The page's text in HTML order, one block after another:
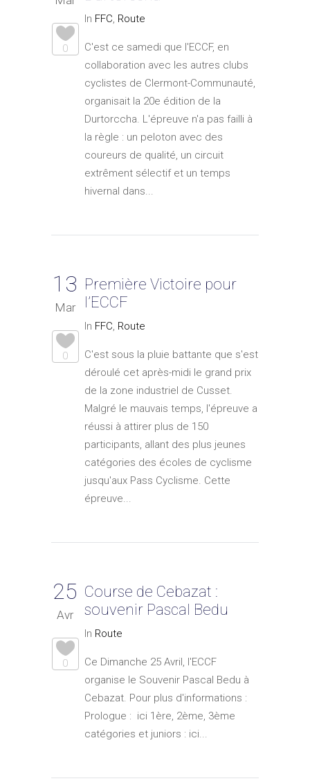
0
In FFC, Route
C'est ce samedi que l'ECCF, en
collaboration avec les autres clubs
cyclistes de Clermont-Communauté,
organisait la 20e édition de la
Durtorccha. L'épreuve n'a pas failli à
la règle : un peloton avec des
coureurs de qualité, un circuit
extrêment sélectif et un temps
hivernal dans...
13
Mar
0
Première Victoire pour
l’ECCF
In FFC, Route
C'est sous la pluie battante que s'est
déroulé cet après-midi le grand prix
de la zone industriel de Cusset.
Malgré le mauvais temps, l'épreuve a
réussi à attirer plus de 150
participants, allant des plus jeunes
catégories des écoles de cyclisme
jusqu'aux Pass Cyclisme. Cette
épreuve...
25
Avr
0
Course de Cebazat :
souvenir Pascal Bedu
In Route
Ce Dimanche 25 Avril, l'ECCF
organise le Souvenir Pascal Bedu à
Cebazat. Pour plus d'informations :
Prologue : ici 1ère, 2ème, 3ème
catégories et juniors : ici...